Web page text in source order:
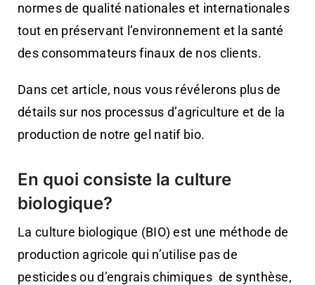
normes de qualité nationales et internationales
tout en préservant l’environnement et la santé
des consommateurs finaux de nos clients.
Dans cet article, nous vous révélerons plus de
détails sur nos processus d’agriculture et de la
production de notre gel natif bio.
En quoi consiste la culture
biologique?
La culture biologique (BIO) est une méthode de
production agricole qui n’utilise pas de
pesticides ou d’engrais chimiques de synthèse,